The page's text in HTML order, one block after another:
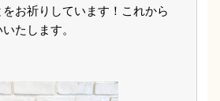
お祈りしています！これから
たします。